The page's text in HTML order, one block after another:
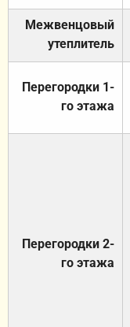
Межвенцовый
утеплитель
Перегородки 1-
го этажа
Перегородки 2-
го этажа